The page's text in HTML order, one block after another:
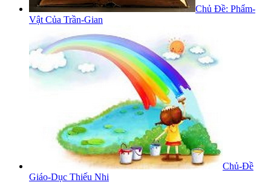
Chủ Đề: Phẩm-
Vật Của Trần-Gian
Chủ-Đề
Giáo-Dục Thiếu Nhi